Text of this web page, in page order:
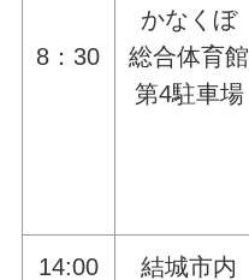
8：30
かなくぼ
総合体育館
第4駐車場
14:00 結城市内